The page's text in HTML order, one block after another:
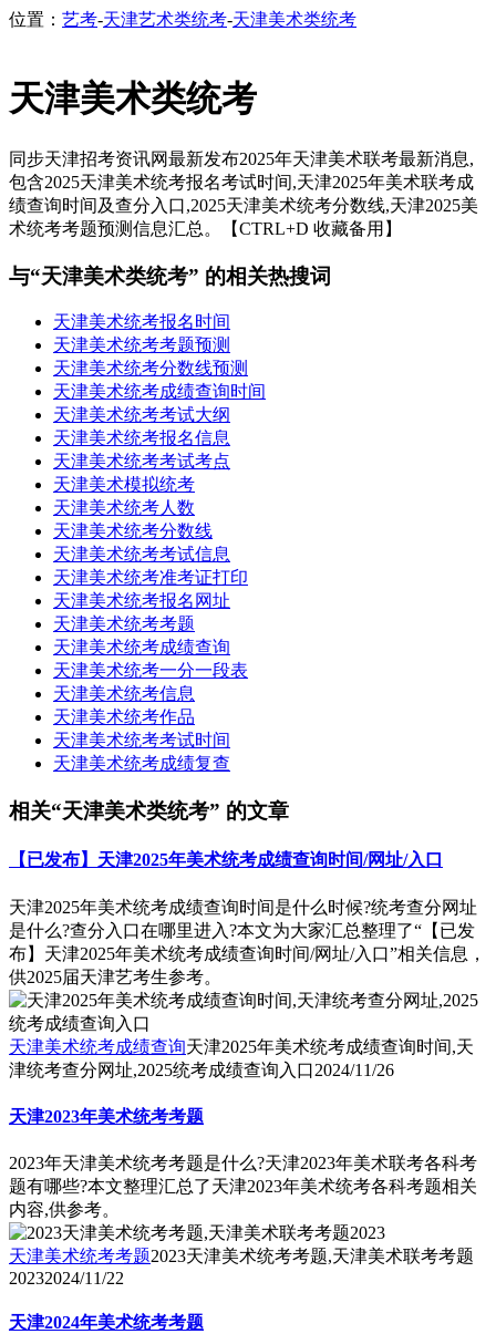
位置： 艺考-天津艺术类统考-天津美术类统考
天津美术类统考
同步天津招考资讯网最新发布2025年天津美术联考最新消息,
包含2025天津美术统考报名考试时间,天津2025年美术联考成
绩查询时间及查分入口,2025天津美术统考分数线,天津2025美
术统考考题预测信息汇总。【CTRL+D 收藏备用】
与“天津美术类统考” 的相关热搜词
天津美术统考报名时间
天津美术统考考题预测
天津美术统考分数线预测
天津美术统考成绩查询时间
天津美术统考考试大纲
天津美术统考报名信息
天津美术统考考试考点
天津美术模拟统考
天津美术统考人数
天津美术统考分数线
天津美术统考考试信息
天津美术统考准考证打印
天津美术统考报名网址
天津美术统考考题
天津美术统考成绩查询
天津美术统考一分一段表
天津美术统考信息
天津美术统考作品
天津美术统考考试时间
天津美术统考成绩复查
相关“天津美术类统考” 的文章
【已发布】天津2025年美术统考成绩查询时间/网址/入口
天津2025年美术统考成绩查询时间是什么时候?统考查分网址
是什么?查分入口在哪里进入?本文为大家汇总整理了“【已发
布】天津2025年美术统考成绩查询时间/网址/入口”相关信息，
供2025届天津艺考生参考。
天津美术统考成绩查询天津2025年美术统考成绩查询时间,天
津统考查分网址,2025统考成绩查询入口2024/11/26
天津2023年美术统考考题
2023年天津美术统考考题是什么?天津2023年美术联考各科考
题有哪些?本文整理汇总了天津2023年美术统考各科考题相关
内容,供参考。
天津美术统考考题2023天津美术统考考题,天津美术联考考题
20232024/11/22
天津2024年美术统考考题